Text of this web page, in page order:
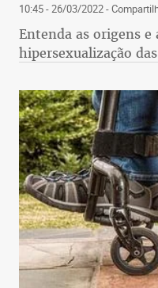
10:45 - 26/03/2022-
Entenda as origens e
hipersexualização